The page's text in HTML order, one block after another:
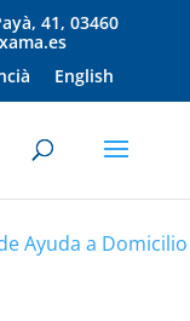
41, 03460
English
Ayuda a Domicilio